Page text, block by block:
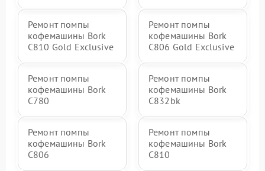
Ремонт помпы
кофемашины Bork
C810 Gold Exclusive
Ремонт помпы
кофемашины Bork
C806 Gold Exclusive
Ремонт помпы
кофемашины Bork
C780
Ремонт помпы
кофемашины Bork
C832bk
Ремонт помпы
кофемашины Bork
C806
Ремонт помпы
кофемашины Bork
C810